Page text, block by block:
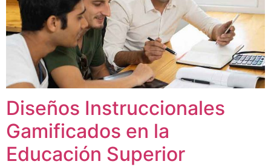
Diseños Instruccionales
Gamificados en la
Educación Superior